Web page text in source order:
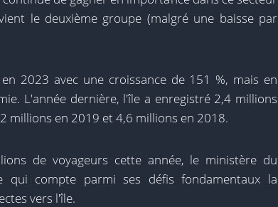
d'information de Cuba (@CubaONEI)
24 mars
le deuxième groupe (malgré une baisse par
2023 avec une croissance de 151 %, mais en
L'année dernière, l'île a enregistré 2,4 millions
millions en 2019 et 4,6 millions en 2018.
de voyageurs cette année, le ministère du
qui compte parmi ses défis fondamentaux la
vers l'île.